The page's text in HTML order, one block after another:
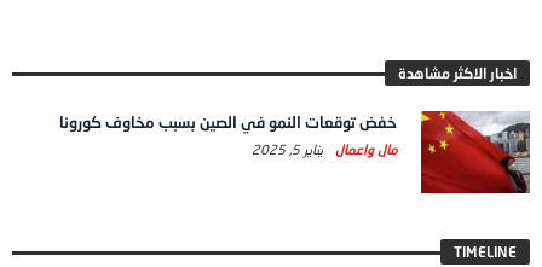
اخبار الاكثر مشاهدة
خفض توقعات النمو في الصين بسبب مخاوف كورونا
مال واعمال يناير 5, 2025
TIMELINE